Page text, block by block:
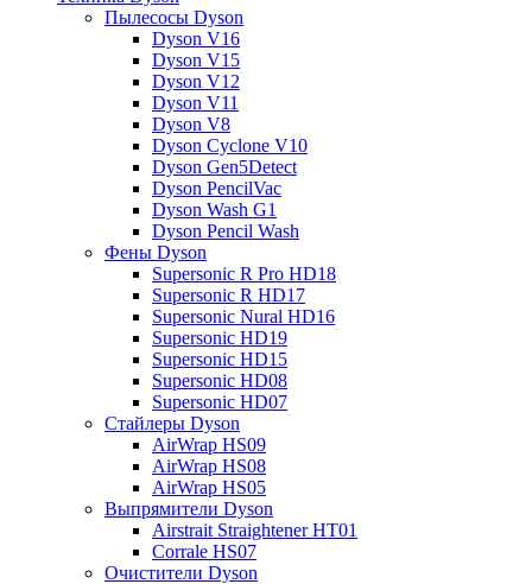
Пылесосы Dyson
Dyson V16
Dyson V15
Dyson V12
Dyson V11
Dyson V8
Dyson Cyclone V10
Dyson Gen5Detect
Dyson PencilVac
Dyson Wash G1
Dyson Pencil Wash
Фены Dyson
Supersonic R Pro HD18
Supersonic R HD17
Supersonic Nural HD16
Supersonic HD19
Supersonic HD15
Supersonic HD08
Supersonic HD07
Стайлеры Dyson
AirWrap HS09
AirWrap HS08
AirWrap HS05
Выпрямители Dyson
Airstrait Straightener HT01
Corrale HS07
Очистители Dyson